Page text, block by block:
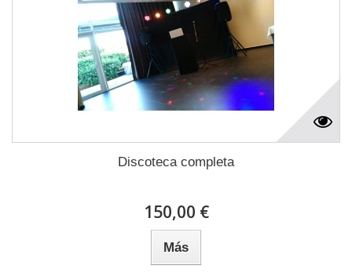
Discoteca completa
150,00 €
Más